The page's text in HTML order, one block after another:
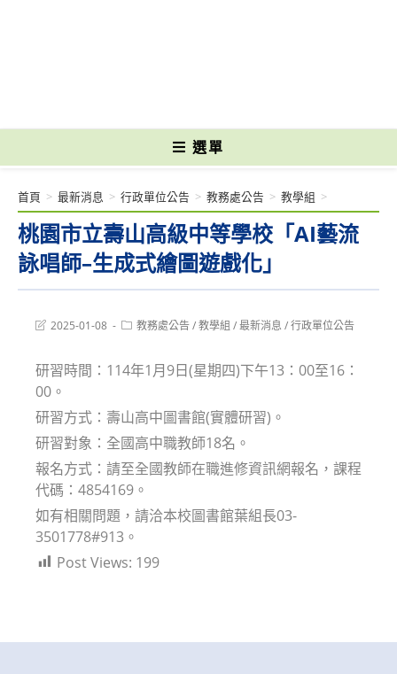
選單
桃園市立壽山高級中等學校「AI藝流
詠唱師–生成式繪圖遊戲化」
首頁 > 最新消息 > 行政單位公告 > 教務處公告 > 教學組 >
Post2025-01-08
Post教務處公告/教學組 /最新消息 /行政單位公告
研習時間：114年1月9日(星期四)下午13：00至16：
00。
研習方式：壽山高中圖書館(實體研習)。
研習對象：全國高中職教師18名。
報名方式：請至全國教師在職進修資訊網報名，課程
代碼：4854169。
如有相關問題，請洽本校圖書館葉組長03-
3501778#913。
Post Views: 199